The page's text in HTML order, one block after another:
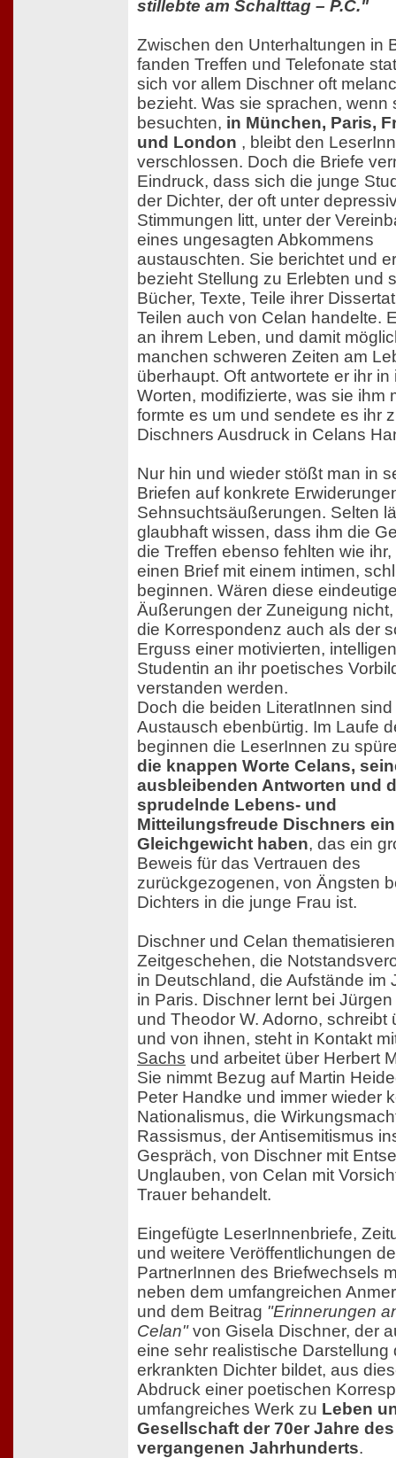
stillebte am Schalttag – P.C."
Zwischen den Unterhaltungen in
fanden Treffen und Telefonate
sich vor allem Dischner oft
bezieht. Was sie sprachen, wenn
besuchten, in München, Paris,
und London , bleibt den
verschlossen. Doch die Briefe
Eindruck, dass sich die junge
der Dichter, der oft unter
Stimmungen litt, unter der
eines ungesagten Abkommens
austauschten. Sie berichtet und
bezieht Stellung zu Erlebten und
Bücher, Texte, Teile ihrer
Teilen auch von Celan handelte.
an ihrem Leben, und damit
manchen schweren Zeiten am
überhaupt. Oft antwortete er ihr in
Worten, modifizierte, was sie ihm
formte es um und sendete es ihr
Dischners Ausdruck in Celans
Nur hin und wieder stößt man in
Briefen auf konkrete
Sehnsuchtsäußerungen. Selten
glaubhaft wissen, dass ihm die
die Treffen ebenso fehlten wie
einen Brief mit einem intimen,
beginnen. Wären diese
Äußerungen der Zuneigung
die Korrespondenz auch als der
Erguss einer motivierten,
Studentin an ihr poetisches
verstanden werden.
Doch die beiden LiteratInnen
Austausch ebenbürtig. Im Laufe
beginnen die LeserInnen zu
die knappen Worte Celans,
ausbleibenden Antworten und
sprudelnde Lebens- und
Mitteilungsfreude Dischners
Gleichgewicht haben, das ein
Beweis für das Vertrauen des
zurückgezogenen, von Ängsten
Dichters in die junge Frau ist.
Dischner und Celan
Zeitgeschehen, die
in Deutschland, die Aufstände im
in Paris. Dischner lernt bei
und Theodor W. Adorno, schreibt
und von ihnen, steht in Kontakt
Sachs und arbeitet über Herbert
Sie nimmt Bezug auf Martin
Peter Handke und immer wieder
Nationalismus, die
Rassismus, der Antisemitismus
Gespräch, von Dischner mit
Unglauben, von Celan mit
Trauer behandelt.
Eingefügte LeserInnenbriefe,
und weitere Veröffentlichungen
PartnerInnen des Briefwechsels
neben dem umfangreichen
und dem Beitrag "Erinnerungen
Celan"von Gisela Dischner, der
eine sehr realistische Darstellung
erkrankten Dichter bildet, aus
Abdruck einer poetischen
umfangreiches Werk zu Leben
Gesellschaft der 70er Jahre des
vergangenen Jahrhunderts.